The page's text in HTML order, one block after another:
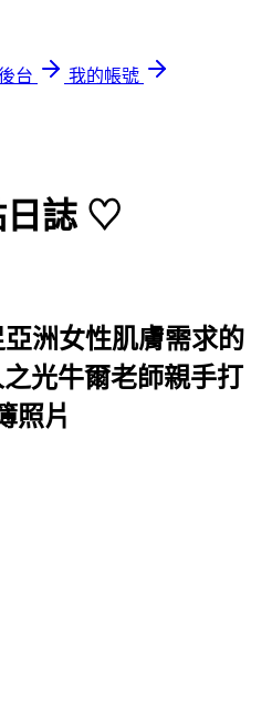
台
我的帳號
日誌 ♡
亞洲女性肌膚需求的
光牛爾老師親手打
照片